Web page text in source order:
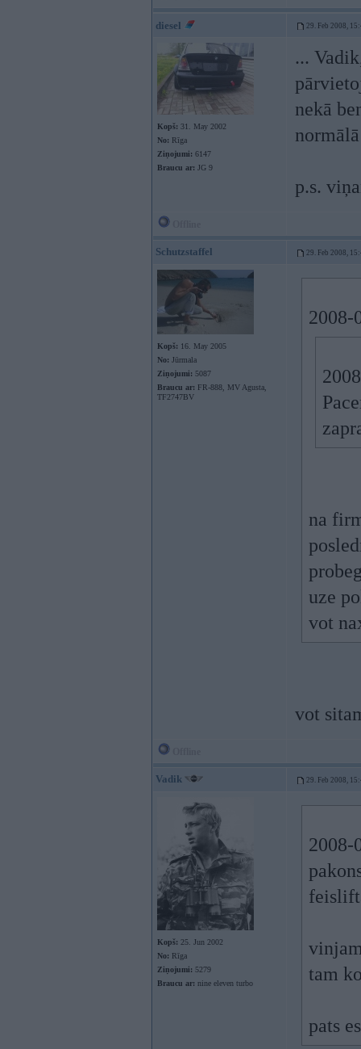
diesel 29. Feb 2008,
Kopš: 31. May 2002
No: Rīga
Ziņojumi: 6147
Braucu ar: JG 9
...
nekā
p.s.
Schutzstaffel 29. Feb 2008,
Kopš: 16. May 2005
No: Jūrmala
Ziņojumi: 5087
Braucu ar: FR-888, MV Agusta,
TF2747BV
2008-
na
uze
vot
vot
Vadik 29. Feb 2008,
Kopš: 25. Jun 2002
No: Rīga
Ziņojumi: 5279
Braucu ar: nine eleven turbo
2008-
tam
pats